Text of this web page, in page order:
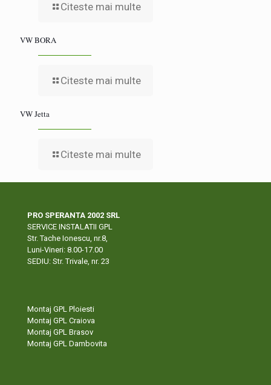
Citeste mai multe
VW BORA
Citeste mai multe
VW Jetta
Citeste mai multe
PRO SPERANTA 2002 SRL
SERVICE INSTALATII GPL
Str. Tache Ionescu, nr.8,
Luni-Vineri: 8.00-17.00
SEDIU: Str. Trivale, nr. 23
Montaj GPL Ploiesti
Montaj GPL Craiova
Montaj GPL Brasov
Montaj GPL Dambovita